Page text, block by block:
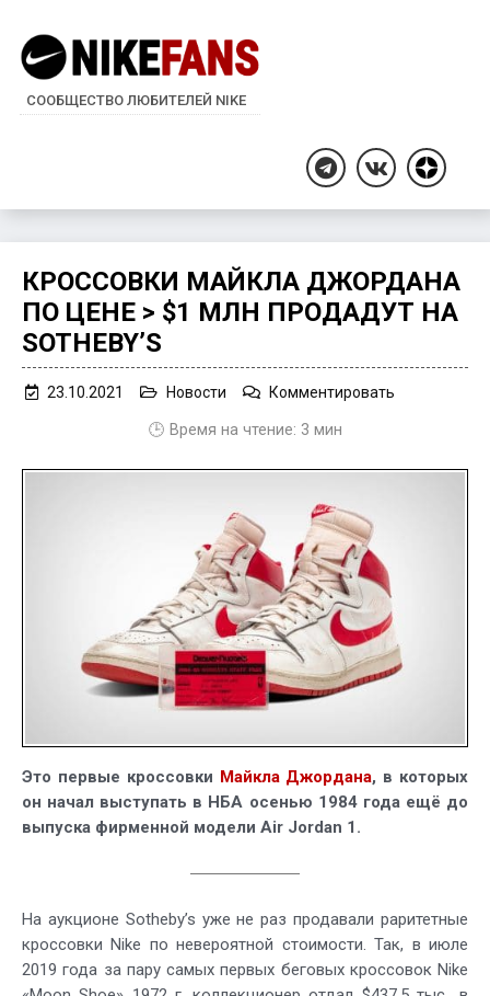
СООБЩЕСТВО ЛЮБИТЕЛЕЙ NIKE
TelegramВКонтакте
Дзен
КРОССОВКИ МАЙКЛА ДЖОРДАНА
ПО ЦЕНЕ > $1 МЛН ПРОДАДУТ НА
SOTHEBY’S
23.10.2021 Новости Комментировать
Sotheby’s
🕒 Время на чтение: 3 мин
Это первые кроссовки Майкла Джордана, в которых
он начал выступать в НБА осенью 1984 года ещё до
выпуска фирменной модели Air Jordan 1.
На аукционе Sotheby’s уже не раз продавали раритетные
кроссовки Nike по невероятной стоимости. Так, в июле
2019 года за пару самых первых беговых кроссовок Nike